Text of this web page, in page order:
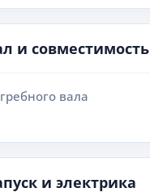
и совместимость
вала
и электрика